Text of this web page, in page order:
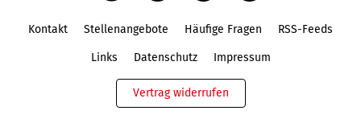
Kontakt Stellenangebote Häufige Fragen RSS-Feeds
Links Datenschutz Impressum
Vertrag widerrufen